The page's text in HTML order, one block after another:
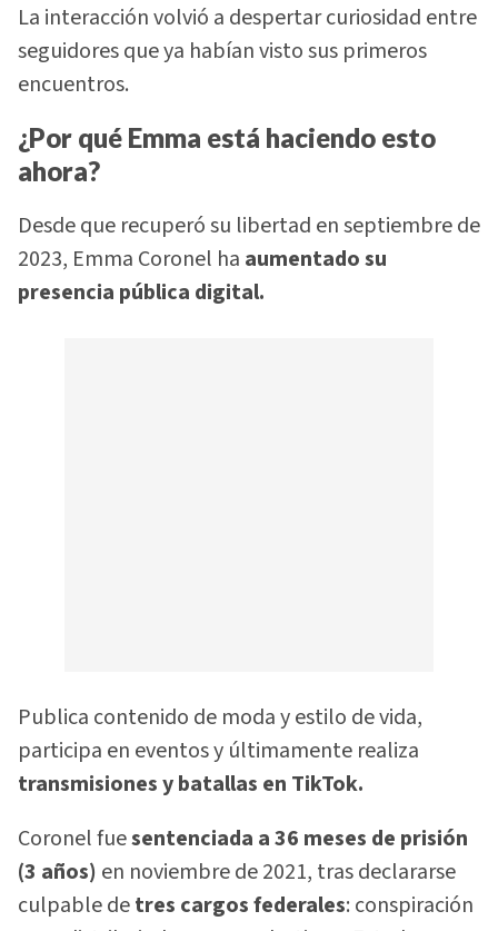
La interacción volvió a despertar curiosidad entre
seguidores que ya habían visto sus primeros
encuentros.
¿Por qué Emma está haciendo esto
ahora?
Desde que recuperó su libertad en septiembre de
2023, Emma Coronel ha aumentado su
presencia pública digital.
Publica contenido de moda y estilo de vida,
participa en eventos y últimamente realiza
transmisiones y batallas en TikTok.
Coronel fuesentenciada a 36 meses de prisión
(3 años) en noviembre de 2021, tras declararse
culpable detres cargos federales: conspiración